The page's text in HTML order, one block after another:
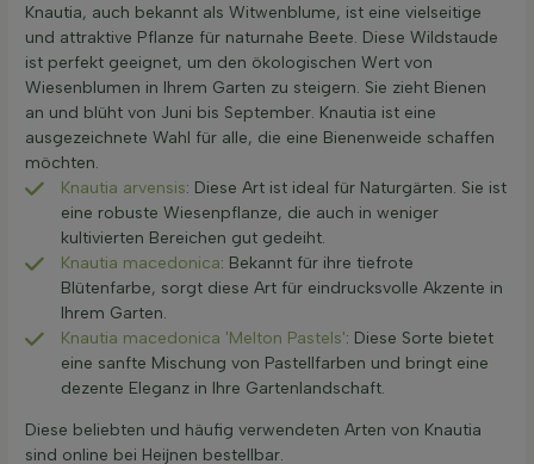
Knautia, auch bekannt als Witwenblume, ist eine vielseitige
und attraktive Pflanze für naturnahe Beete. Diese Wildstaude
ist perfekt geeignet, um den ökologischen Wert von
Wiesenblumen in Ihrem Garten zu steigern. Sie zieht Bienen
an und blüht von Juni bis September. Knautia ist eine
ausgezeichnete Wahl für alle, die eine Bienenweide schaffen
möchten.
Knautia arvensis: Diese Art ist ideal für Naturgärten. Sie ist
eine robuste Wiesenpflanze, die auch in weniger
kultivierten Bereichen gut gedeiht.
Knautia macedonica: Bekannt für ihre tiefrote
Blütenfarbe, sorgt diese Art für eindrucksvolle Akzente in
Ihrem Garten.
Knautia macedonica 'Melton Pastels': Diese Sorte bietet
eine sanfte Mischung von Pastellfarben und bringt eine
dezente Eleganz in Ihre Gartenlandschaft.
Diese beliebten und häufig verwendeten Arten von Knautia
sind online bei Heijnen bestellbar.